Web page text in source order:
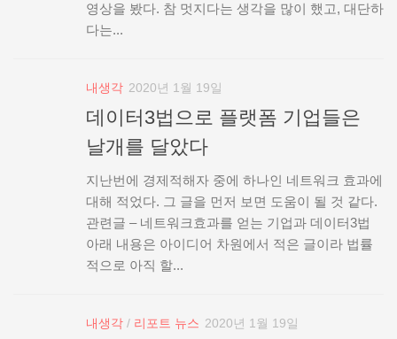
영상을 봤다. 참 멋지다는 생각을 많이 했고, 대단하
다는...
내생각 2020년 1월 19일
데이터3법으로 플랫폼 기업들은
날개를 달았다
지난번에 경제적해자 중에 하나인 네트워크 효과에
대해 적었다. 그 글을 먼저 보면 도움이 될 것 같다.
관련글 – 네트워크효과를 얻는 기업과 데이터3법
아래 내용은 아이디어 차원에서 적은 글이라 법률
적으로 아직 할...
내생각 / 리포트 뉴스 2020년 1월 19일